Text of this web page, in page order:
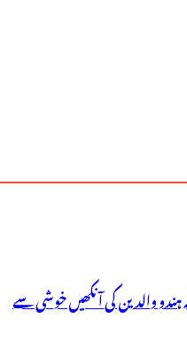
ہندو والدین کی آنکھیں خوشی سے